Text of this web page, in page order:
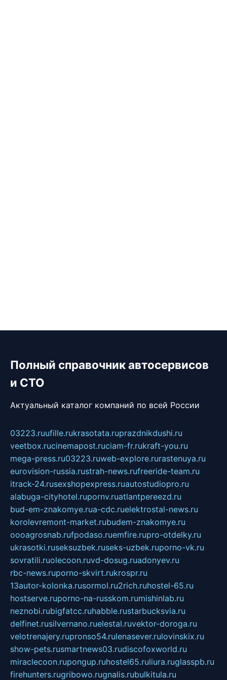
Полный справочник автосервисов
и СТО
Актуальный каталог компаний по всей России
03223.ruufille.rukrasotata.ruprazdnikdushi.ru
veetbox.rucinemapost.ruciam-fr.rukraft-you.ru
mega-press.ru03223.ruweb-explore.rurastenuya.ru
eurovision-russia.rustrah-news.rufreeride-team.ru
itrack-24.rusexshopexpress.ruautostudiopro.ru
alabuga-cityhotel.rupornv.ruatlantpereezd.ru
bud-em-znakomye.rua-cdc.ruelektrostal-news.ru
korolevremont-market.rubudem-znakomye.ru
oooagrosnab.rufpodaso.ruemfire.rupro-otdelky.ru
ukrasotki.ruseksuzbek.ruseks-uzbek.ruporno-vk.ru
sovratili.ruolecoon.ruvd-dosug.ruadonyev.ru
rbc-news.ruporno-skvirt.rukrospr.ru
13autor-kolonka.rusormol.ru2rich.ruhostel-65.ru
hostserve.ruporno-na-russkom.rumishinlab.ru
neznobi.rubigfatcc.ruhabble.rustarbucksvia.ru
delfinet.rusilvernano.ruelestal.ruvektor-doroga.ru
velotrenajery.rupronso54.rulenasever.rulovinskix.ru
show-pets.rusmartnews03.rudiscofoxworld.ru
miraclecoon.rupongup.ruhostel65.ruliura.ruglasspb.ru
firehunters.rugribowo.rugnalis.rubulkitula.ru